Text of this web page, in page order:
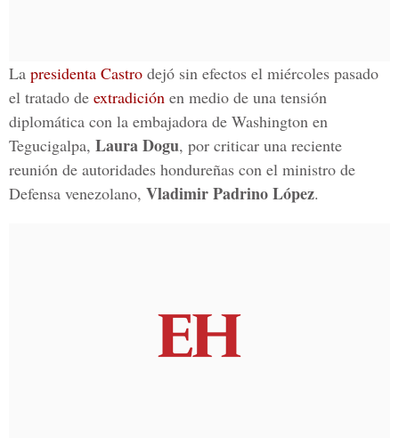
La presidenta Castro dejó sin efectos el miércoles pasado
el tratado de extradición en medio de una tensión
diplomática con la embajadora de Washington en
Tegucigalpa, Laura Dogu, por criticar una reciente
reunión de autoridades hondureñas con el ministro de
Defensa venezolano, Vladimir Padrino López.